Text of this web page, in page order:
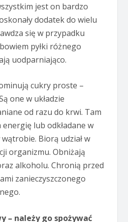
jest on bardzo
dodatek do wielu
się w przypadku
pyłki różnego
uodparniająco.
cukry proste –
one w układzie
od razu do krwi. Tam
lub odkładane w
Biorą udział w
organizmu. Obniżają
alkoholu. Chronią przed
zanieczyszczonego
– należy go spożywać